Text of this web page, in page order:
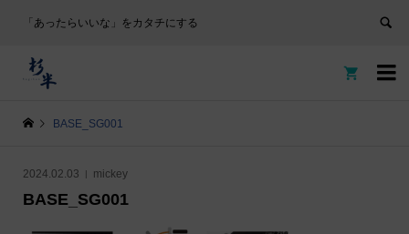
「あったらいいな」をカタチにする


BASE_SG001
2024.02.03 mickey
BASE_SG001